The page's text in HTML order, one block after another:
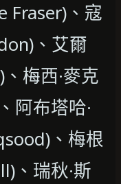
Fraser)、寇
、艾爾
梅西·麥克
阿布塔哈·
、梅根
、瑞秋·斯